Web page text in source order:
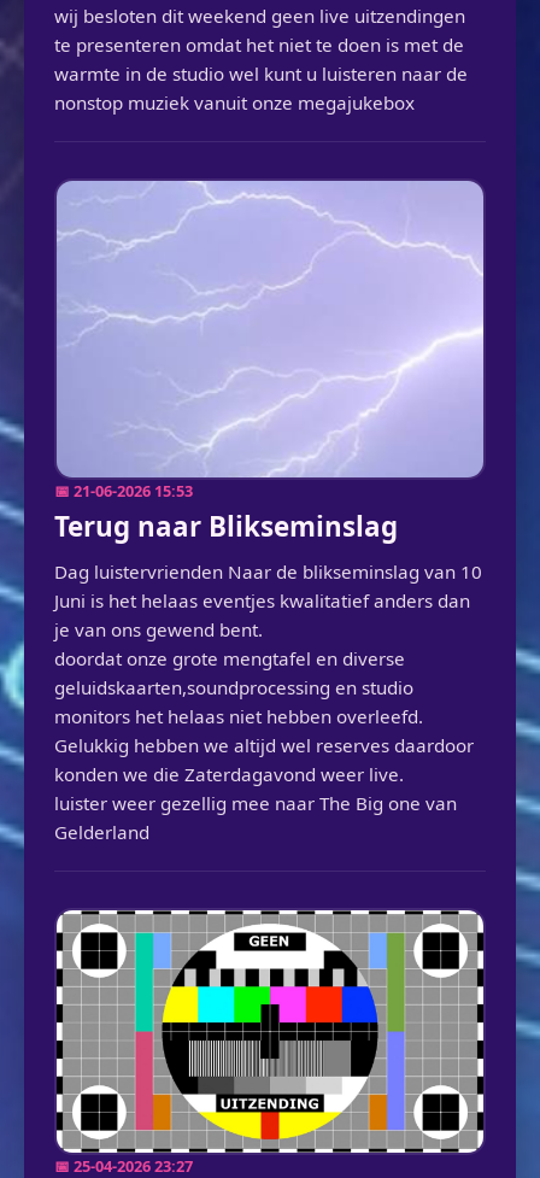
wij besloten dit weekend geen live uitzendingen
te presenteren omdat het niet te doen is met de
warmte in de studio wel kunt u luisteren naar de
nonstop muziek vanuit onze megajukebox
📅 21-06-2026 15:53
Terug naar Blikseminslag
Dag luistervrienden Naar de blikseminslag van 10
Juni is het helaas eventjes kwalitatief anders dan
je van ons gewend bent.
doordat onze grote mengtafel en diverse
geluidskaarten,soundprocessing en studio
monitors het helaas niet hebben overleefd.
Gelukkig hebben we altijd wel reserves daardoor
konden we die Zaterdagavond weer live.
luister weer gezellig mee naar The Big one van
Gelderland
📅 25-04-2026 23:27